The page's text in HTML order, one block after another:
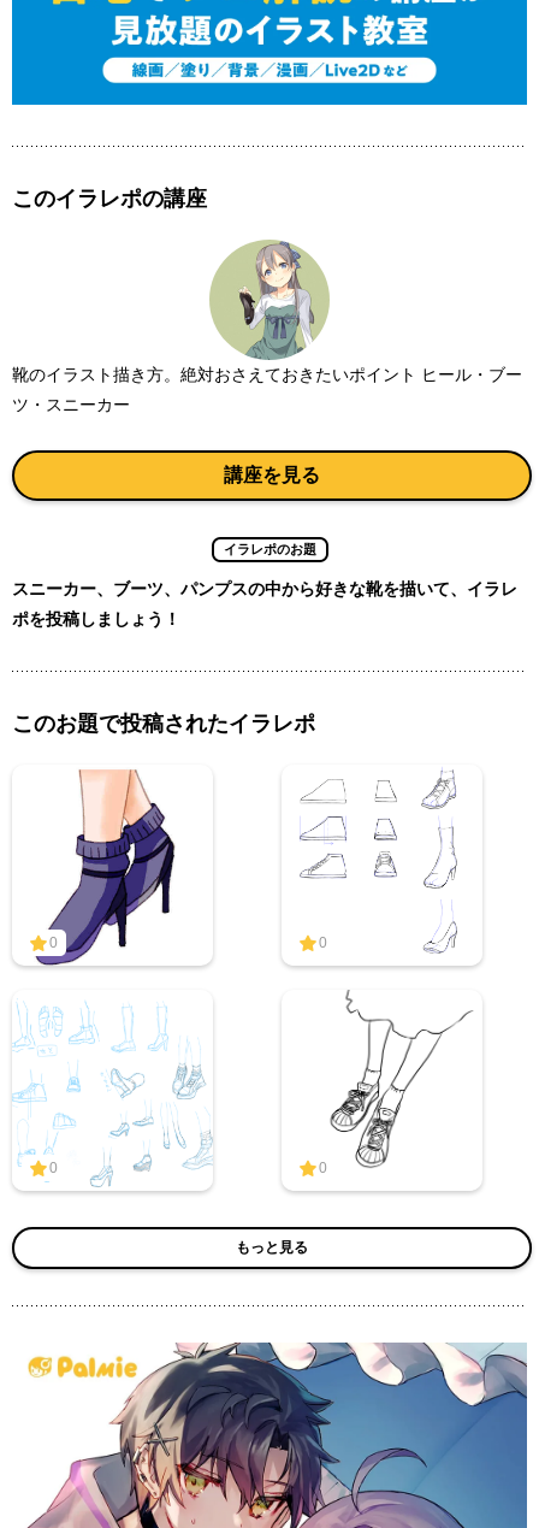
このイラレポの講座
靴のイラスト描き方。絶対おさえておきたいポイント ヒール・ブー
ツ・スニーカー
講座を見る
イラレポのお題
スニーカー、ブーツ、パンプスの中から好きな靴を描いて、イラレ
ポを投稿しましょう！
このお題で投稿されたイラレポ
0 0
0 0
もっと見る